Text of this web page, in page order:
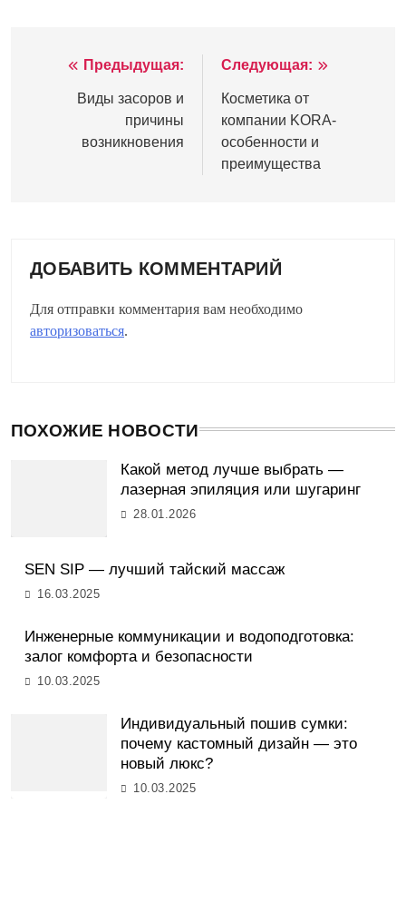
Навигация
записям
Предыдущая:
Виды засоров и
причины
возникновения
Следующая:
Косметика от
компании KORA-
особенности и
преимущества
ДОБАВИТЬ КОММЕНТАРИЙ
Для отправки комментария вам необходимо
авторизоваться.
ПОХОЖИЕ НОВОСТИ
Какой метод лучше выбрать —
лазерная эпиляция или шугаринг
28.01.2026
SEN SIP — лучший тайский массаж
16.03.2025
Инженерные коммуникации и водоподготовка:
залог комфорта и безопасности
10.03.2025
Индивидуальный пошив сумки:
почему кастомный дизайн — это
новый люкс?
10.03.2025